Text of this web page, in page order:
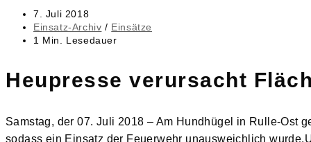
Beitrag
veröffentlicht:
7. Juli 2018
Beitrags-
Kategorie:
Einsatz-Archiv / Einsätze
Lesedauer:
1 Min. Lesedauer
Heupresse verursacht
Samstag, der 07. Juli 2018 – Am Hundhügel in Rulle-Ost
sodass ein Einsatz der Feuerwehr unausweichlich wurde.